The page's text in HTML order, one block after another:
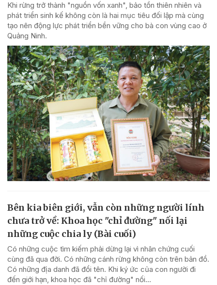
Khi rừng trở thành "nguồn vốn xanh", bảo tồn thiên nhiên và
phát triển sinh kế không còn là hai mục tiêu đối lập mà cùng
tạo nên động lực phát triển bền vững cho bà con vùng cao ở
Quảng Ninh.
Bên kia biên giới, vẫn còn những người lính
chưa trở về: Khoa học "chỉ đường" nối lại
những cuộc chia ly (Bài cuối)
Có những cuộc tìm kiếm phải dừng lại vì nhân chứng cuối
cùng đã qua đời. Có những cánh rừng không còn trên bản đồ.
Có những địa danh đã đổi tên. Khi ký ức của con người đi
đến giới hạn, khoa học đã "chỉ đường" nối...